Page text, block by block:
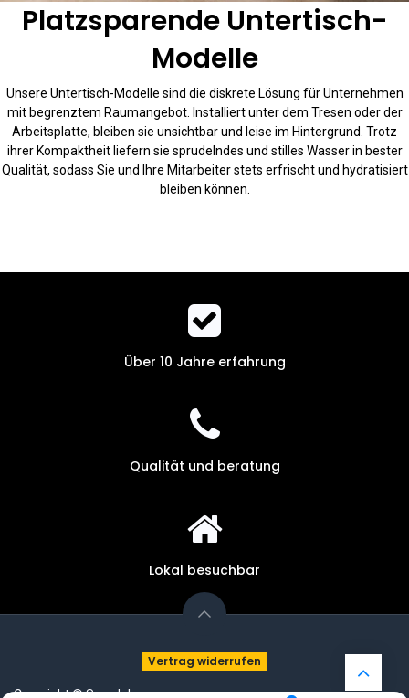
Platzsparende Untertisch-
Modelle
Unsere Untertisch-Modelle sind die diskrete Lösung für Unternehmen
mit begrenztem Raumangebot. Installiert unter dem Tresen oder der
Arbeitsplatte, bleiben sie unsichtbar und leise im Hintergrund. Trotz
ihrer Kompaktheit liefern sie sprudelndes und stilles Wasser in bester
Qualität, sodass Sie und Ihre Mitarbeiter stets erfrischt und hydratisiert
bleiben können.
Über 10 Jahre erfahrung
Qualität und beratung
Lokal besuchbar
Copyright © Sprudelux
Vertrag widerrufen